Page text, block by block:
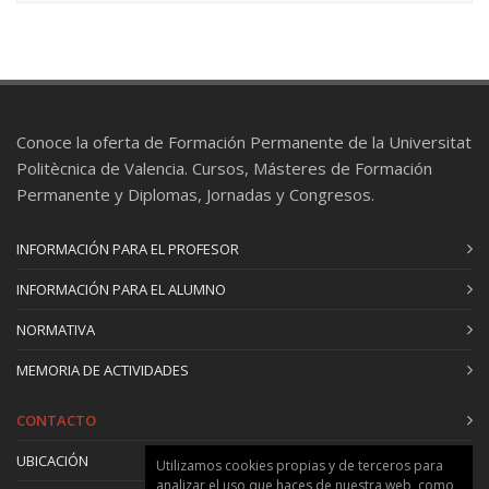
industrial integrado en la ciudad y con diferentes
Conoce la oferta de Formación Permanente de la Universitat
Politècnica de Valencia. Cursos, Másteres de Formación
Permanente y Diplomas, Jornadas y Congresos.
INFORMACIÓN PARA EL PROFESOR
INFORMACIÓN PARA EL ALUMNO
NORMATIVA
MEMORIA DE ACTIVIDADES
CONTACTO
UBICACIÓN
Utilizamos cookies propias y de terceros para
analizar el uso que haces de nuestra web, como